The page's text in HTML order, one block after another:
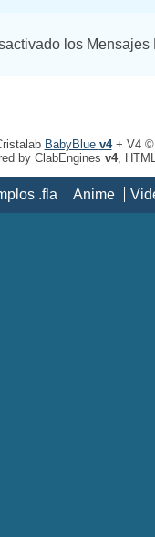
los Mensajes
BabyBlue v4+ V4 ©
by ClabEngines v4,
.fla Anime